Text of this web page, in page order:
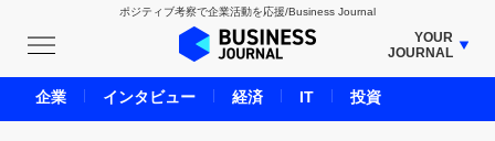
ポジティブ考察で企業活動を応援/Business Journal
YOUR
JOURNAL
BUSINESS JOURNAL
UNICORN JOURNAL
企業 インタビュー 経済 IT 投資